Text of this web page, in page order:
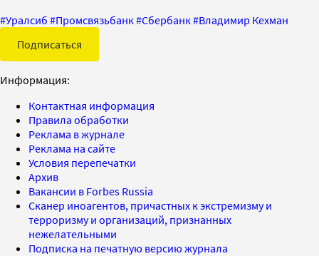
#Уралсиб #Промсвязьбанк#Сбербанк#Владимир Кехман
Подписаться
Информация:
Контактная информация
Правила обработки
Реклама в журнале
Реклама на сайте
Условия перепечатки
Архив
Вакансии в Forbes Russia
Сканер иноагентов, причастных к экстремизму и
терроризму и организаций, признанных
нежелательными
Подписка на печатную версию журнала